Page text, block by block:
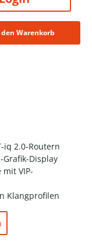
Warenkorb
iq 2.0-Routern
Grafik-Display
VIP-
Klangprofilen